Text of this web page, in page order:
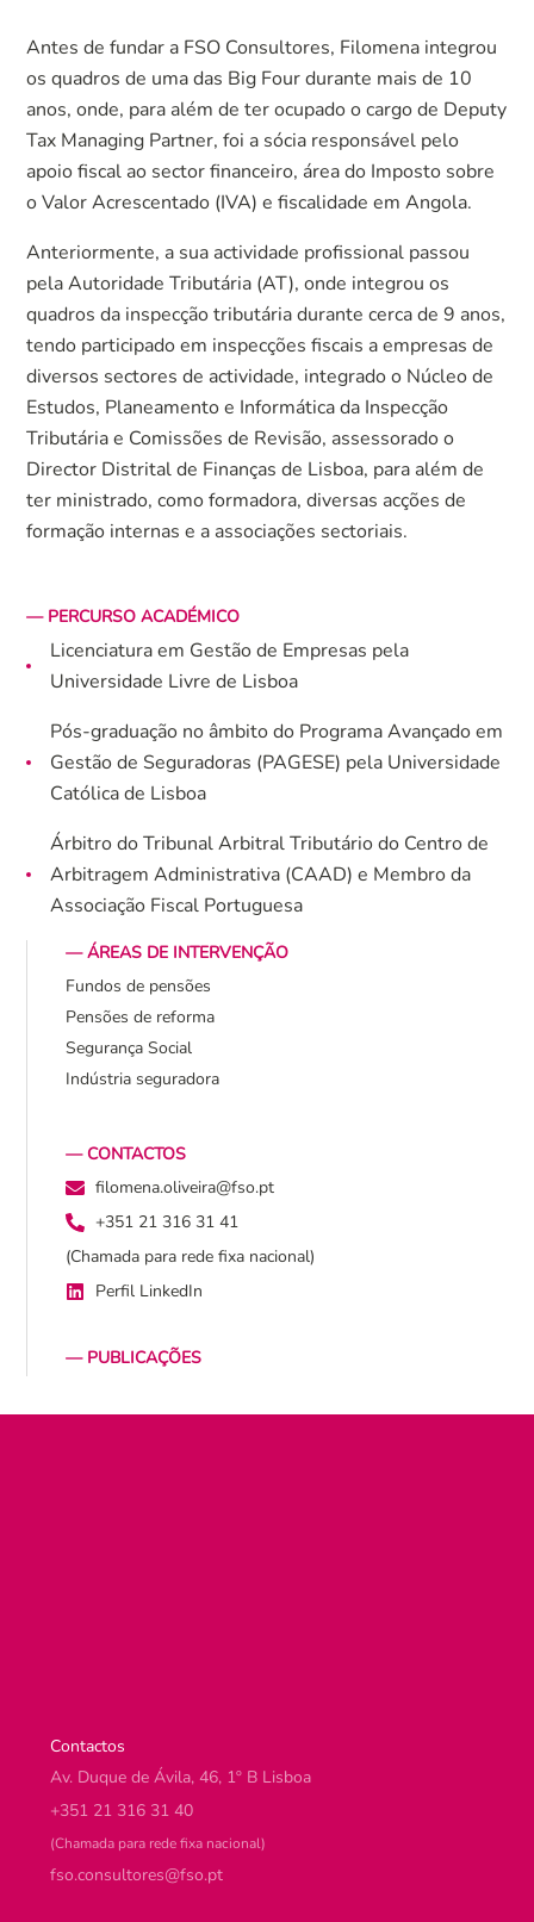
Antes de fundar a FSO Consultores, Filomena integrou
os quadros de uma das Big Four durante mais de 10
anos, onde, para além de ter ocupado o cargo de Deputy
Tax Managing Partner, foi a sócia responsável pelo
apoio fiscal ao sector financeiro, área do Imposto sobre
o Valor Acrescentado (IVA) e fiscalidade em Angola.
Anteriormente, a sua actividade profissional passou
pela Autoridade Tributária (AT), onde integrou os
quadros da inspecção tributária durante cerca de 9 anos,
tendo participado em inspecções fiscais a empresas de
diversos sectores de actividade, integrado o Núcleo de
Estudos, Planeamento e Informática da Inspecção
Tributária e Comissões de Revisão, assessorado o
Director Distrital de Finanças de Lisboa, para além de
ter ministrado, como formadora, diversas acções de
formação internas e a associações sectoriais.
— PERCURSO ACADÉMICO
Licenciatura em Gestão de Empresas pela
Universidade Livre de Lisboa
Pós-graduação no âmbito do Programa Avançado em
Gestão de Seguradoras (PAGESE) pela Universidade
Católica de Lisboa
Árbitro do Tribunal Arbitral Tributário do Centro de
Arbitragem Administrativa (CAAD) e Membro da
Associação Fiscal Portuguesa
— ÁREAS DE INTERVENÇÃO
Fundos de pensões
Pensões de reforma
Segurança Social
Indústria seguradora
— CONTACTOS
tp.osf
@arievilo.anemolif
+351 21 316 31 41
(Chamada para rede fixa nacional)
Perfil LinkedIn
— PUBLICAÇÕES
Contactos
Av. Duque de Ávila, 46, 1º B Lisboa
+351 21 316 31 40
(Chamada para rede fixa nacional)
tp.osf
@serotlusnoc.osf